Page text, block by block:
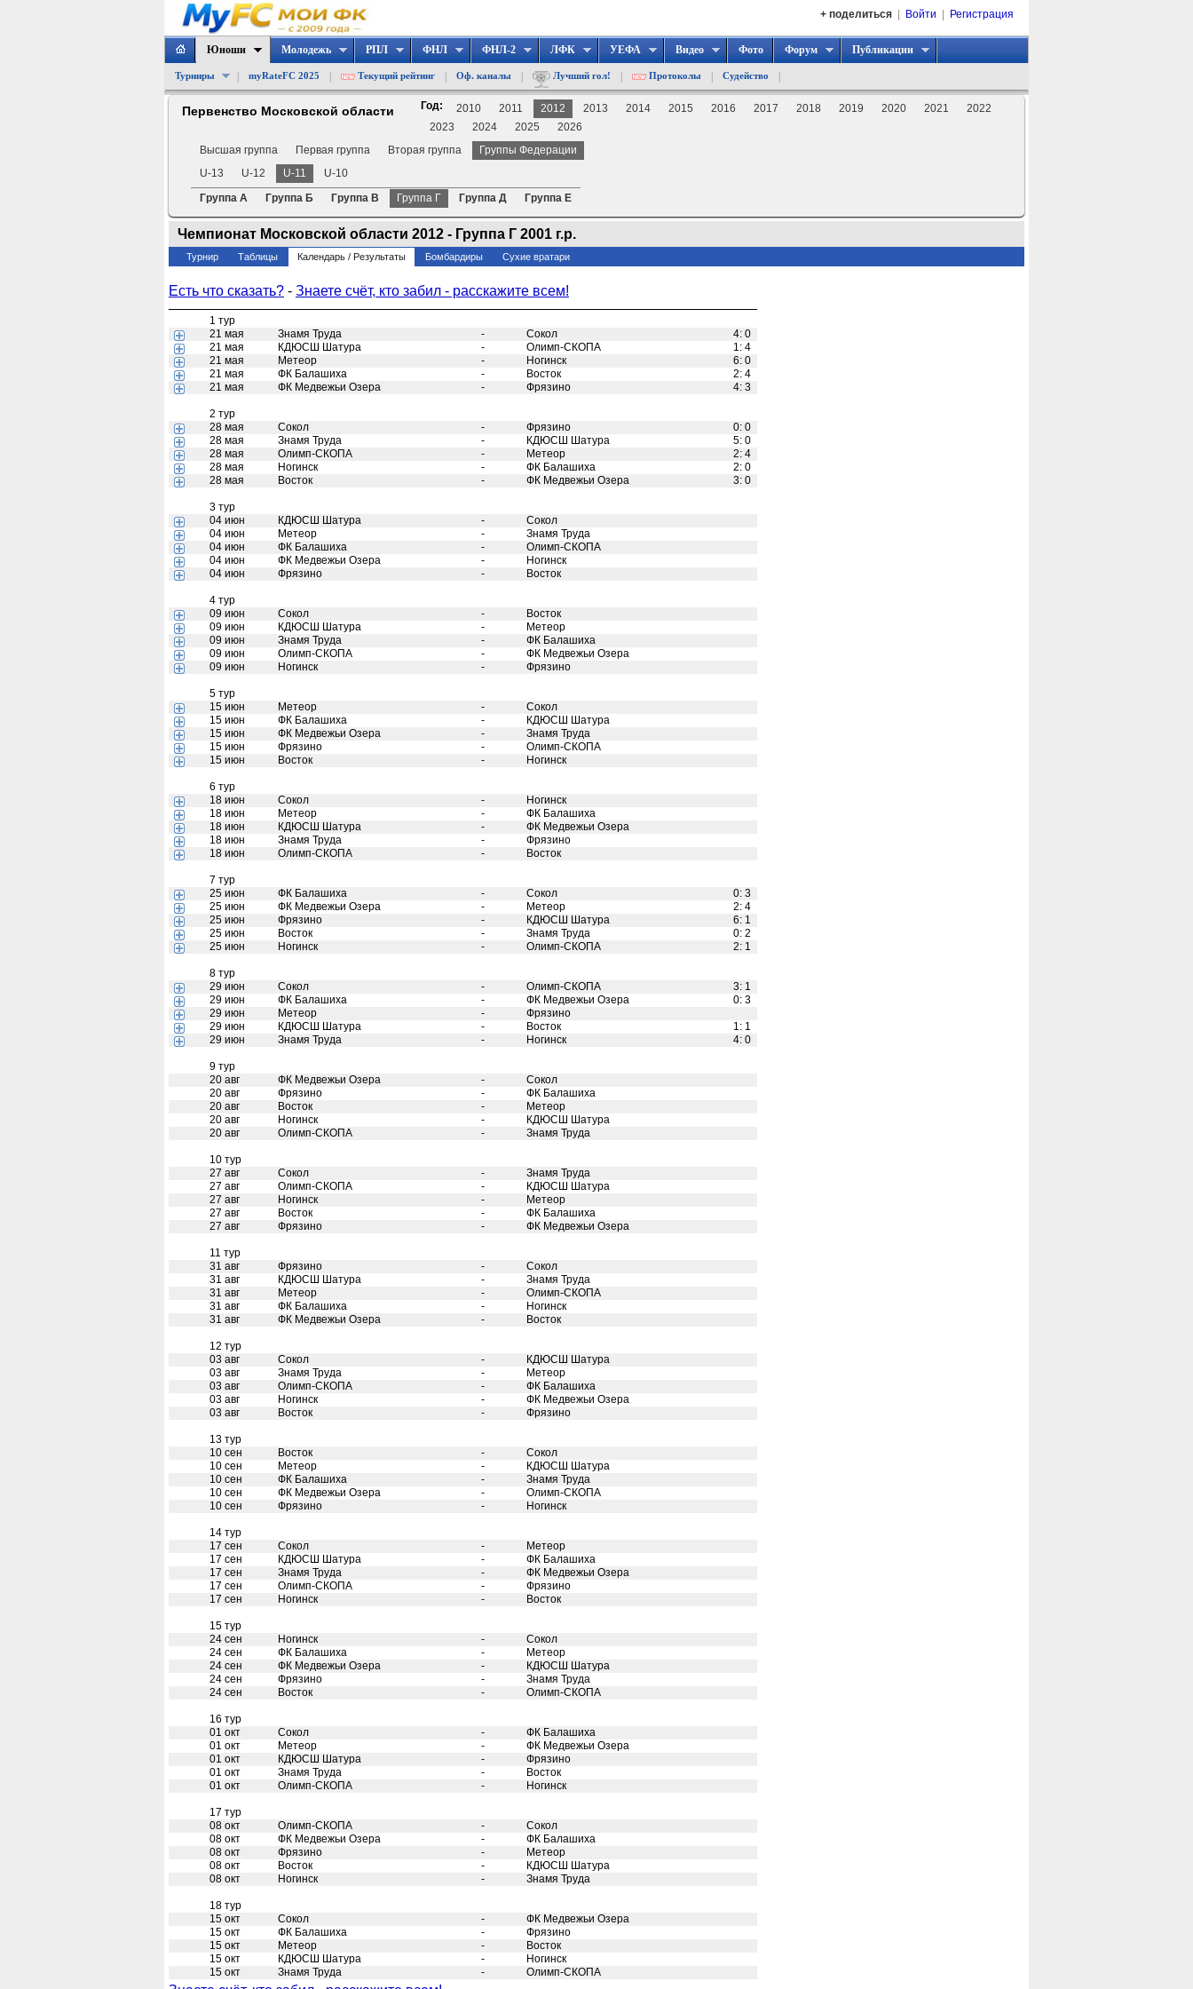
Регистрация
Войти
+ поделиться
Юноши
Турниры myRateFC 2025 Текущий рейтинг Оф. каналы Лучший гол! Протоколы Судейство
Молодежь РПЛ ФНЛ ФНЛ-2 ЛФК УЕФА Видео Фото Форум Публикации
Первенство Московской области Год: 2010 2011 2012 2013 2014 2015 2016 2017 2018 2019 2020 2021
2022
2023
2024 2025
2026
Высшая группа
Первая группа Вторая группа
Группы Федерации
U-13
U-12 U-11
U-10
Группа А
Группа Б Группа В Группа Г Группа Д Группа Е
Чемпионат Московской области 2012 - Группа Г 2001 г.р.
Турнир Таблицы Календарь / Результаты Бомбардиры Сухие вратари
Есть что сказать? - Знаете счёт, кто забил - расскажите всем!
1 тур
21 мая
Знамя Труда - Сокол 4: 0
21 мая
КДЮСШ Шатура - Олимп-СКОПА 1: 4
21 мая
Метеор - Ногинск 6: 0
21 мая
ФК Балашиха - Восток 2: 4
21 мая
ФК Медвежьи Озера - Фрязино 4: 3
2 тур
28 мая
Сокол - Фрязино 0: 0
28 мая
Знамя Труда - КДЮСШ Шатура 5: 0
28 мая
Олимп-СКОПА - Метеор 2: 4
28 мая
Ногинск - ФК Балашиха 2: 0
28 мая
Восток - ФК Медвежьи Озера 3: 0
3 тур
04 июн
КДЮСШ Шатура -
Сокол
04 июн
Метеор -
Знамя Труда
04 июн
ФК Балашиха -
Олимп-СКОПА
04 июн
ФК Медвежьи Озера -
Ногинск
04 июн
Фрязино - Восток
4 тур
09 июн
Сокол -
Восток
09 июн
КДЮСШ Шатура -
Метеор
09 июн
Знамя Труда -
ФК Балашиха
09 июн
Олимп-СКОПА -
ФК Медвежьи Озера
09 июн
Ногинск - Фрязино
5 тур
15 июн
Метеор -
Сокол
15 июн
ФК Балашиха -
КДЮСШ Шатура
15 июн
ФК Медвежьи Озера -
Знамя Труда
15 июн
Фрязино -
Олимп-СКОПА
15 июн
Восток - Ногинск
6 тур
18 июн
Сокол -
Ногинск
18 июн
Метеор -
ФК Балашиха
18 июн
КДЮСШ Шатура -
ФК Медвежьи Озера
18 июн
Знамя Труда -
Фрязино
18 июн
Олимп-СКОПА - Восток
7 тур
25 июн
ФК Балашиха - Сокол 0: 3
25 июн
ФК Медвежьи Озера - Метеор 2: 4
25 июн
Фрязино - КДЮСШ Шатура 6: 1
25 июн
Восток - Знамя Труда 0: 2
25 июн
Ногинск - Олимп-СКОПА 2: 1
8 тур
29 июн
Сокол - Олимп-СКОПА 3: 1
29 июн
ФК Балашиха - ФК Медвежьи Озера 0: 3
29 июн
Метеор -
Фрязино
29 июн
КДЮСШ Шатура - Восток 1: 1
29 июн
Знамя Труда - Ногинск 4: 0
9 тур
20 авг
ФК Медвежьи Озера -
Сокол
20 авг
Фрязино -
ФК Балашиха
20 авг
Восток -
Метеор
20 авг
Ногинск -
КДЮСШ Шатура
20 авг
Олимп-СКОПА - Знамя Труда
10 тур
27 авг
Сокол -
Знамя Труда
27 авг
Олимп-СКОПА -
КДЮСШ Шатура
27 авг
Ногинск -
Метеор
27 авг
Восток -
ФК Балашиха
27 авг
Фрязино - ФК Медвежьи Озера
11 тур
31 авг
Фрязино -
Сокол
31 авг
КДЮСШ Шатура -
Знамя Труда
31 авг
Метеор -
Олимп-СКОПА
31 авг
ФК Балашиха -
Ногинск
31 авг
ФК Медвежьи Озера - Восток
12 тур
03 авг
Сокол -
КДЮСШ Шатура
03 авг
Знамя Труда -
Метеор
03 авг
Олимп-СКОПА -
ФК Балашиха
03 авг
Ногинск -
ФК Медвежьи Озера
03 авг
Восток - Фрязино
13 тур
10 сен
Восток -
Сокол
10 сен
Метеор -
КДЮСШ Шатура
10 сен
ФК Балашиха -
Знамя Труда
10 сен
ФК Медвежьи Озера -
Олимп-СКОПА
10 сен
Фрязино - Ногинск
14 тур
17 сен
Сокол -
Метеор
17 сен
КДЮСШ Шатура -
ФК Балашиха
17 сен
Знамя Труда -
ФК Медвежьи Озера
17 сен
Олимп-СКОПА -
Фрязино
17 сен
Ногинск - Восток
15 тур
24 сен
Ногинск -
Сокол
24 сен
ФК Балашиха -
Метеор
24 сен
ФК Медвежьи Озера -
КДЮСШ Шатура
24 сен
Фрязино -
Знамя Труда
24 сен
Восток - Олимп-СКОПА
16 тур
01 окт
Сокол -
ФК Балашиха
01 окт
Метеор -
ФК Медвежьи Озера
01 окт
КДЮСШ Шатура -
Фрязино
01 окт
Знамя Труда -
Восток
01 окт
Олимп-СКОПА - Ногинск
17 тур
08 окт
Олимп-СКОПА -
Сокол
08 окт
ФК Медвежьи Озера -
ФК Балашиха
08 окт
Фрязино -
Метеор
08 окт
Восток -
КДЮСШ Шатура
08 окт
Ногинск - Знамя Труда
18 тур
15 окт
Сокол -
ФК Медвежьи Озера
15 окт
ФК Балашиха -
Фрязино
15 окт
Метеор -
Восток
15 окт
КДЮСШ Шатура -
Ногинск
15 окт
Знамя Труда - Олимп-СКОПА